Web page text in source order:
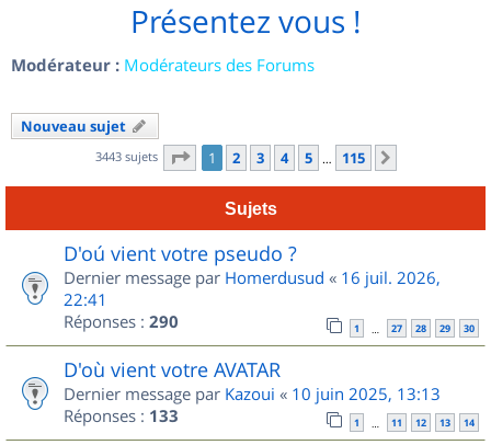
Présentez vous !
Modérateur : Modérateurs des Forums
Nouveau sujet
3443 sujets Page 1sur 115
1 2 3 4 5 … 115
Sujets
D'oú vient votre pseudo ?
Dernier message par Homerdusud « 16 juil. 2026,
22:41
Réponses : 290 1 … 27 28 29 30
D'où vient votre AVATAR
Dernier message par Kazoui « 10 juin 2025, 13:13
Réponses : 133 1 … 11 12 13 14